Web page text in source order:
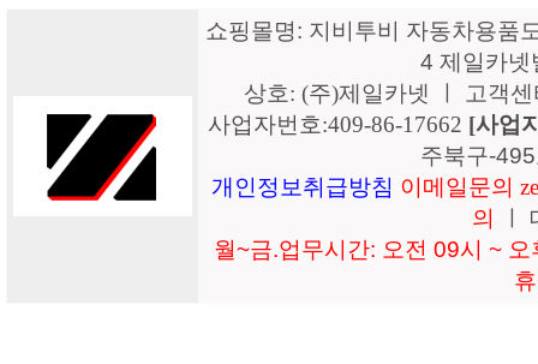
쇼핑몰명: 지비투비 자동차용품
4 제일카
상호: (주)제일카넷 ㅣ 고객
사업자번호:409-86-17662 [사업
주북구-
개인정보취급방침 이메일문의
의
월~금.업무시간: 오전 09시 ~